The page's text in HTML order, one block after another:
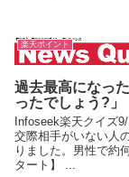
楽天ポイント
過去最高になっ
ったでしょう?」
Infoseek楽天クイズ
交際相手がいない人
りました。男性で約
タート】 ...